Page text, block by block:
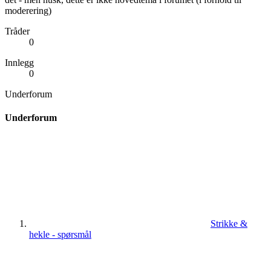
moderering)
Tråder
0
Innlegg
0
Underforum
Underforum
Strikke &
hekle - spørsmål